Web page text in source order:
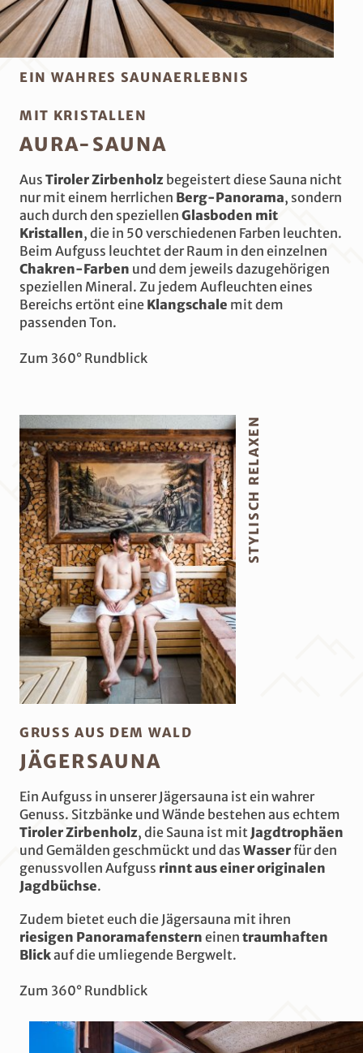
EIN WAHRES SAUNAERLEBNIS
MIT KRISTALLEN
AURA-SAUNA
Aus Tiroler Zirbenholz begeistert diese Sauna nicht
nur mit einem herrlichen Berg-Panorama, sondern
auch durch den speziellen Glasboden mit
Kristallen, die in 50 verschiedenen Farben leuchten.
Beim Aufguss leuchtet der Raum in den einzelnen
Chakren-Farben und dem jeweils dazugehörigen
speziellen Mineral. Zu jedem Aufleuchten eines
Bereichs ertönt eine Klangschale mit dem
passenden Ton.
Zum 360° Rundblick
STYLISCH RELAXEN
GRUSS AUS DEM WALD
JÄGERSAUNA
Ein Aufguss in unserer Jägersauna ist ein wahrer
Genuss. Sitzbänke und Wände bestehen aus echtem
Tiroler Zirbenholz, die Sauna ist mit Jagdtrophäen
und Gemälden geschmückt und das Wasserfür den
genussvollen Aufguss rinnt aus einer originalen
Jagdbüchse.
Zudem bietet euch die Jägersauna mit ihren
riesigen Panoramafenstern einen traumhaften
Blickauf die umliegende Bergwelt.
Zum 360° Rundblick